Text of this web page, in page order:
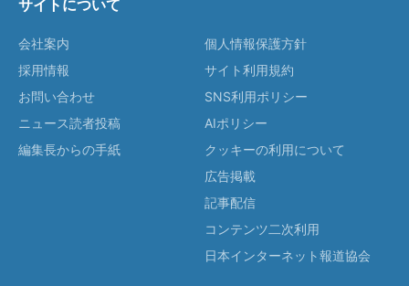
サイトについて
会社案内
採用情報
お問い合わせ
ニュース読者投稿
編集長からの手紙
個人情報保護方針
サイト利用規約
SNS利用ポリシー
AIポリシー
クッキーの利用について
広告掲載
記事配信
コンテンツ二次利用
日本インターネット報道協会